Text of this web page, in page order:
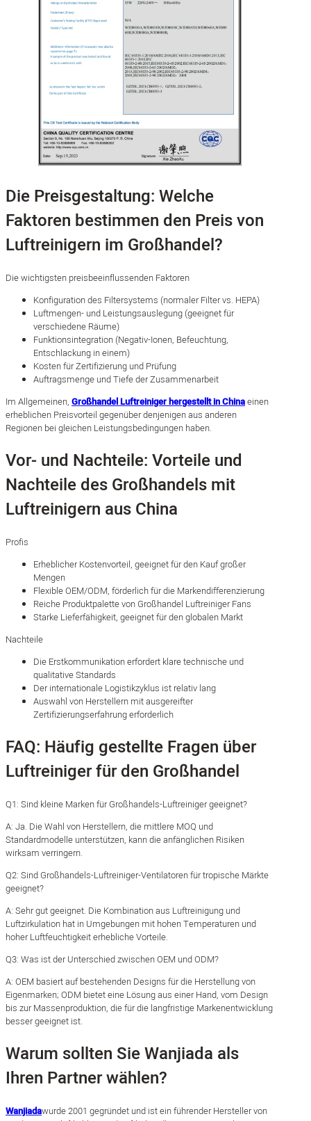
Die Preisgestaltung: Welche
Faktoren bestimmen den Preis von
Luftreinigern im Großhandel?
Die wichtigsten preisbeeinflussenden Faktoren
Konfiguration des Filtersystems (normaler Filter vs. HEPA)
Luftmengen- und Leistungsauslegung (geeignet für
verschiedene Räume)
Funktionsintegration (Negativ-Ionen, Befeuchtung,
Entschlackung in einem)
Kosten für Zertifizierung und Prüfung
Auftragsmenge und Tiefe der Zusammenarbeit
Im Allgemeinen, Großhandel Luftreiniger hergestellt in Chinaeinen
erheblichen Preisvorteil gegenüber denjenigen aus anderen
Regionen bei gleichen Leistungsbedingungen haben.
Vor- und Nachteile: Vorteile und
Nachteile des Großhandels mit
Luftreinigern aus China
Profis
Erheblicher Kostenvorteil, geeignet für den Kauf großer
Mengen
Flexible OEM/ODM, förderlich für die Markendifferenzierung
Reiche Produktpalette von Großhandel Luftreiniger Fans
Starke Lieferfähigkeit, geeignet für den globalen Markt
Nachteile
Die Erstkommunikation erfordert klare technische und
qualitative Standards
Der internationale Logistikzyklus ist relativ lang
Auswahl von Herstellern mit ausgereifter
Zertifizierungserfahrung erforderlich
FAQ: Häufig gestellte Fragen über
Luftreiniger für den Großhandel
Q1: Sind kleine Marken für Großhandels-Luftreiniger geeignet?
A: Ja. Die Wahl von Herstellern, die mittlere MOQ und
Standardmodelle unterstützen, kann die anfänglichen Risiken
wirksam verringern.
Q2: Sind Großhandels-Luftreiniger-Ventilatoren für tropische Märkte
geeignet?
A: Sehr gut geeignet. Die Kombination aus Luftreinigung und
Luftzirkulation hat in Umgebungen mit hohen Temperaturen und
hoher Luftfeuchtigkeit erhebliche Vorteile.
Q3: Was ist der Unterschied zwischen OEM und ODM?
A: OEM basiert auf bestehenden Designs für die Herstellung von
Eigenmarken; ODM bietet eine Lösung aus einer Hand, vom Design
bis zur Massenproduktion, die für die langfristige Markenentwicklung
besser geeignet ist.
Warum sollten Sie Wanjiada als
Ihren Partner wählen?
Wanjiadawurde 2001 gegründet und ist ein führender Hersteller von